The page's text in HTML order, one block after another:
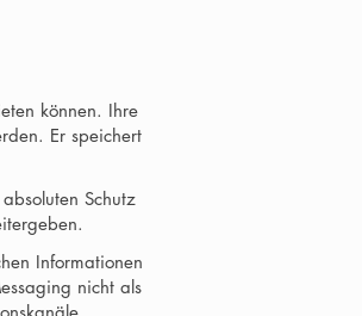
können. Ihre
Er speichert
Schutz
Informationen
nicht als